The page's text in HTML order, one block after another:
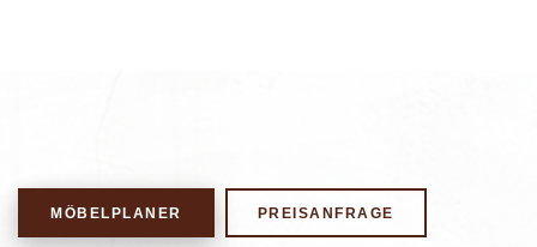
MÖBELPLANER PREISANFRAGE